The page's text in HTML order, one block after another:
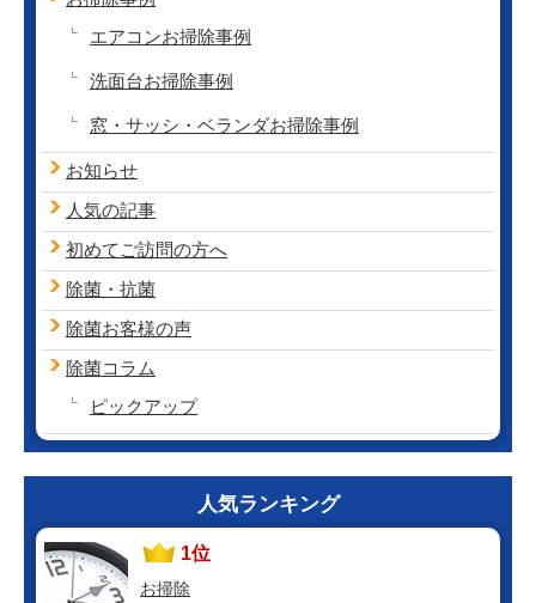
エアコンお掃除事例
洗面台お掃除事例
窓・サッシ・ベランダお掃除事例
お知らせ
人気の記事
初めてご訪問の方へ
除菌・抗菌
除菌お客様の声
除菌コラム
ピックアップ
人気ランキング
1位
お掃除